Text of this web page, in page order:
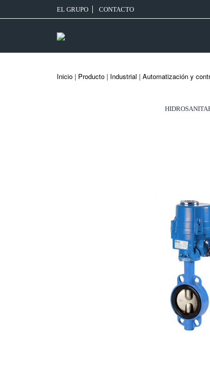
EL GRUPO CONTACTO
Inicio | Producto | Industrial | Automatización y